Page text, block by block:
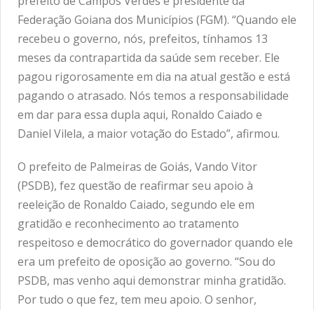
Federação Goiana dos Municípios (FGM). “Quando ele
recebeu o governo, nós, prefeitos, tínhamos 13
meses da contrapartida da saúde sem receber. Ele
pagou rigorosamente em dia na atual gestão e está
pagando o atrasado. Nós temos a responsabilidade
em dar para essa dupla aqui, Ronaldo Caiado e
Daniel Vilela, a maior votação do Estado”, afirmou.
O prefeito de Palmeiras de Goiás, Vando Vitor
(PSDB), fez questão de reafirmar seu apoio à
reeleição de Ronaldo Caiado, segundo ele em
gratidão e reconhecimento ao tratamento
respeitoso e democrático do governador quando ele
era um prefeito de oposição ao governo. “Sou do
PSDB, mas venho aqui demonstrar minha gratidão.
Por tudo o que fez, tem meu apoio. O senhor,